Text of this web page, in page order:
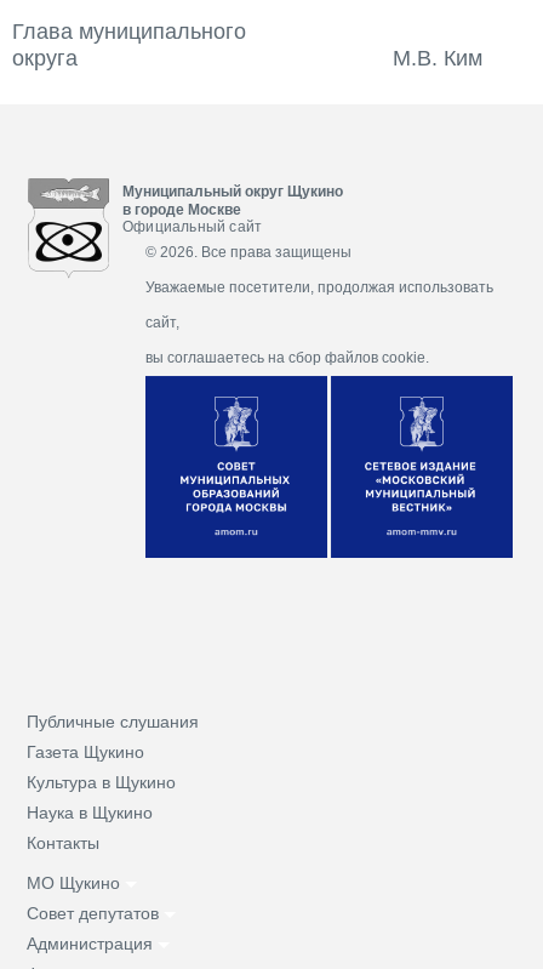
Глава муниципального
округа М.В. Ким
Муниципальный округ Щукино
в городе Москве
Официальный сайт
© 2026. Все права защищены
Уважаемые посетители, продолжая использовать
сайт,
вы соглашаетесь на сбор файлов cookie.
Публичные слушания
Газета Щукино
Культура в Щукино
Наука в Щукино
Контакты
МО Щукино
Совет депутатов
Администрация